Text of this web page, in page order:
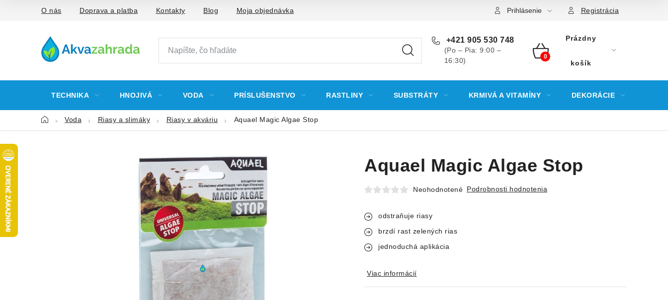
O nás Doprava a platba Kontakty Blog Moja objednávka Prihlásenie Registrácia
+421 905 530 748
(Po – Pia: 9:00 –
16:30)
NÁKUPNÝ
Prázdny
košík
TECHNIKA HNOJIVÁ VODA PRÍSLUŠENSTVO RASTLINY SUBSTRÁTY KRMIVÁ A VITAMÍNY DEKORÁCIE
DomovVoda Riasy a slimáky Riasy v akváriu Aquael Magic Algae Stop
Aquael Magic Algae Stop
Neohodnotené Podrobnosti hodnotenia
odstraňuje riasy
brzdí rast zelených rias
jednoduchá aplikácia
Viac informácií